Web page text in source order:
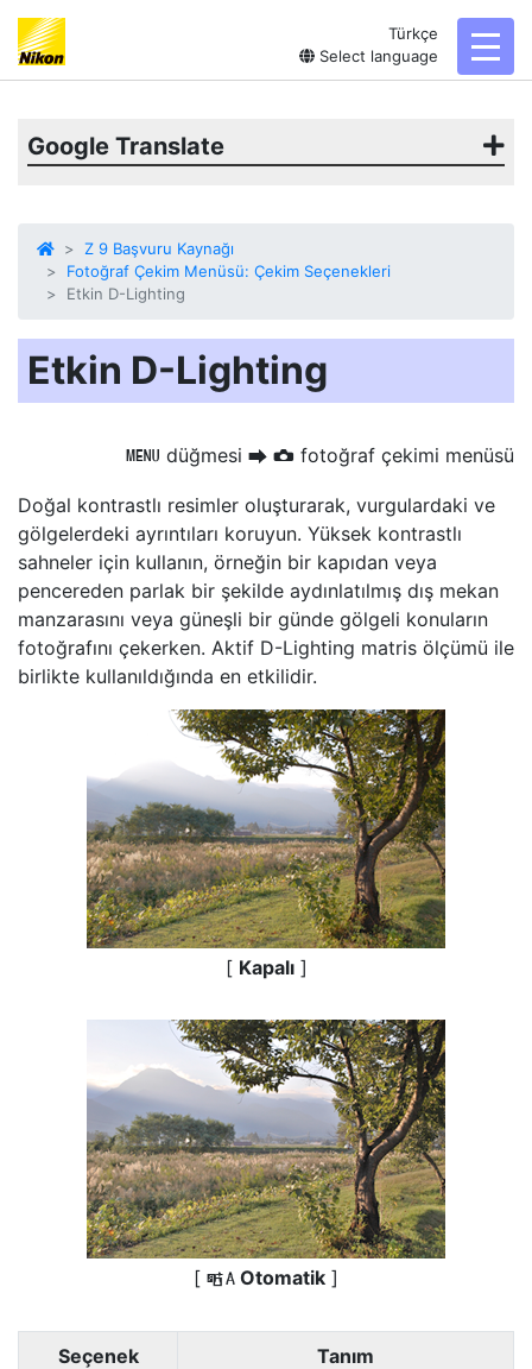
Türkçe
Select language
Google Translate
Z 9 Başvuru Kaynağı
Fotoğraf Çekim Menüsü: Çekim Seçenekleri
Etkin D-Lighting
Etkin D-Lighting
G düğmesi U C fotoğraf çekimi menüsü
Doğal kontrastlı resimler oluşturarak, vurgulardaki ve
gölgelerdeki ayrıntıları koruyun. Yüksek kontrastlı
sahneler için kullanın, örneğin bir kapıdan veya
pencereden parlak bir şekilde aydınlatılmış dış mekan
manzarasını veya güneşli bir günde gölgeli konuların
fotoğrafını çekerken. Aktif D-Lighting matris ölçümü ile
birlikte kullanıldığında en etkilidir.
[ Kapalı]
[ Y Otomatik ]
Seçenek Tanım